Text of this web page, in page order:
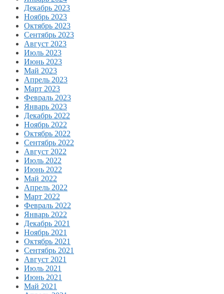
Декабрь 2023
Ноябрь 2023
Октябрь 2023
Сентябрь 2023
Август 2023
Июль 2023
Июнь 2023
Май 2023
Апрель 2023
Март 2023
Февраль 2023
Январь 2023
Декабрь 2022
Ноябрь 2022
Октябрь 2022
Сентябрь 2022
Август 2022
Июль 2022
Июнь 2022
Май 2022
Апрель 2022
Март 2022
Февраль 2022
Январь 2022
Декабрь 2021
Ноябрь 2021
Октябрь 2021
Сентябрь 2021
Август 2021
Июль 2021
Июнь 2021
Май 2021